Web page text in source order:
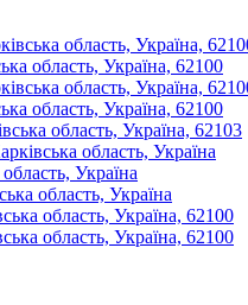
область, Україна,
область, Україна, 62100
область, Україна,
область, Україна, 62100
область, Україна, 62103
область, Україна
Україна
область, Україна
область, Україна, 62100
область, Україна, 62100